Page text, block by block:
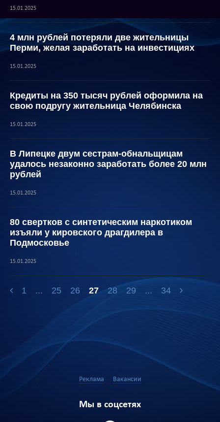
15.01.2025
4 млн рублей потеряли две жительницы
Перми, желая заработать на инвестициях
15.01.2025
Кредиты на 350 тысяч рублей оформила на
свою подругу жительница Челябинска
15.01.2025
В Липецке двум сестрам-обнальщицам
удалось незаконно заработать более 20 млн
рублей
15.01.2025
80 свертков с синтетическим наркотиком
изъяли у кировского драгдилера в
Подмосковье
15.01.2025
1 ... 25 26 27 28 29 ... 34
Реклама Вакансии
Мы в соцсетях